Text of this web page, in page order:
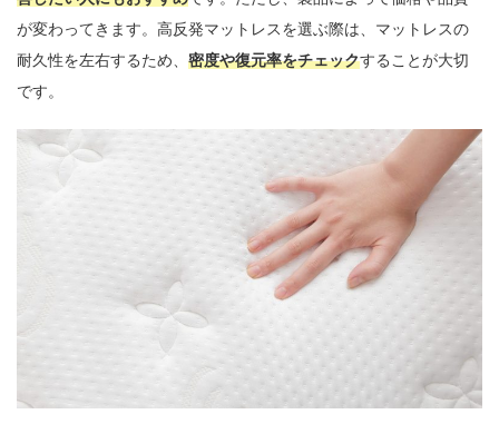
が変わってきます。高反発マットレスを選ぶ際は、マットレスの
耐久性を左右するため、 密度や復元率をチェックすることが大切
です。